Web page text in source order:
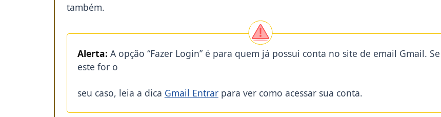
também.
Alerta: A opção “Fazer Login” é para quem já possui conta no site de email Gmail. Se
este for o
seu caso, leia a dica Gmail Entrarpara ver como acessar sua conta.